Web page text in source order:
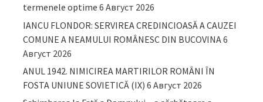
termenele optime 6 Август 2026
IANCU FLONDOR: SERVIREA CREDINCIOASĂ A CAUZEI
COMUNE A NEAMULUI ROMÂNESC DIN BUCOVINA6
Август 2026
ANUL 1942. NIMICIREA MARTIRILOR ROMÂNI ÎN
FOSTA UNIUNE SOVIETICĂ (IX) 6 Август 2026